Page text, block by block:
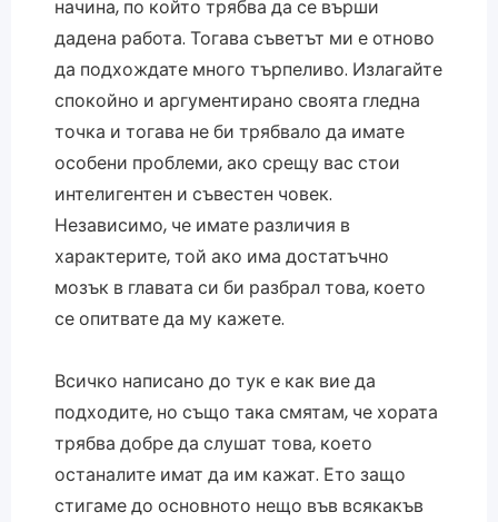
начина, по който трябва да се върши
дадена работа. Тогава съветът ми е отново
да подхождате много търпеливо. Излагайте
спокойно и аргументирано своята гледна
точка и тогава не би трябвало да имате
особени проблеми, ако срещу вас стои
интелигентен и съвестен човек.
Независимо, че имате различия в
характерите, той ако има достатъчно
мозък в главата си би разбрал това, което
се опитвате да му кажете.
Всичко написано до тук е как вие да
подходите, но също така смятам, че хората
трябва добре да слушат това, което
останалите имат да им кажат. Ето защо
стигаме до основното нещо във всякакъв